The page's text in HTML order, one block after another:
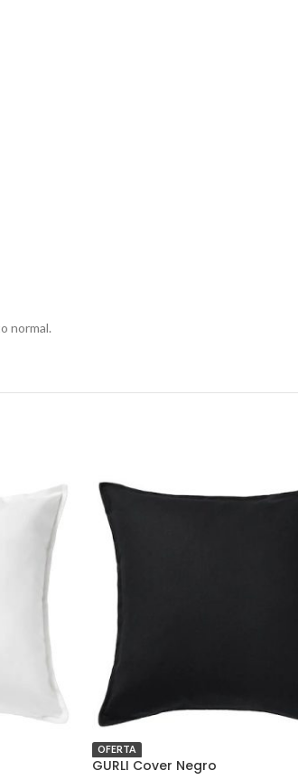
normal.
OFERTA
GURLI Cover Negro